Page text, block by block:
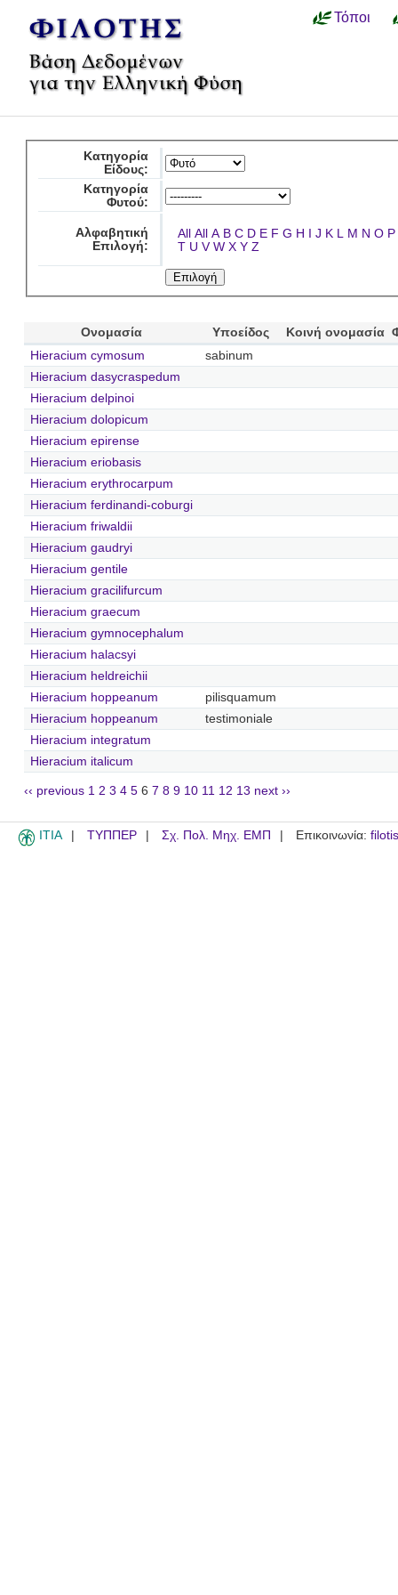
Τόποι
Κατηγορία
Είδους:
Κατηγορία
Φυτού:
Αλφαβητική
Επιλογή:
All All A B C D E F G H I J K L M N O P
T U V W X Y Z
Ονομασία Υποείδος Κοινή ονομασία
Hieracium cymosum
sabinum
Hieracium dasycraspedum
Hieracium delpinoi
Hieracium dolopicum
Hieracium epirense
Hieracium eriobasis
Hieracium erythrocarpum
Hieracium ferdinandi-coburgi
Hieracium friwaldii
Hieracium gaudryi
Hieracium gentile
Hieracium gracilifurcum
Hieracium graecum
Hieracium gymnocephalum
Hieracium halacsyi
Hieracium heldreichii
Hieracium hoppeanum
pilisquamum
Hieracium hoppeanum
testimoniale
Hieracium integratum
Hieracium italicum
‹‹ previous 1 2 3 4 5 6 7 8 9 10 11 12 13 next ››
ITIA ΤΥΠΠΕΡ Σχ. Πολ. Μηχ. ΕΜΠ Επικοινωνία: